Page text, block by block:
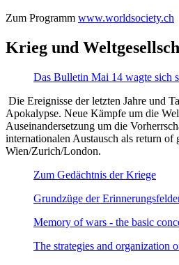
Zum Programm www.worldsociety.ch
Krieg und
Das Bulletin Mai 14 wagte sich
Die Ereignisse der letzten Jahre und
Apokalypse. Neue Kämpfe um die
Auseinandersetzung um die
internationalen Austausch als return
Wien/Zurich/London.
Zum Gedächtnis der Kriege
Grundzüge der
Memory of wars - the basic
The strategies and organization